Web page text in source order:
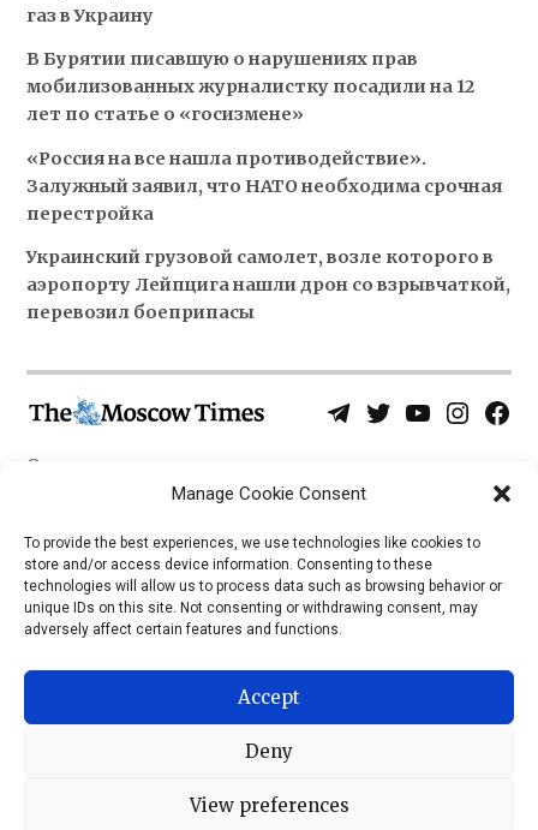
Manage Cookie Consent
To provide the best experiences, we use technologies like cookies to
store and/or access device information. Consenting to these
technologies will allow us to process data such as browsing behavior or
unique IDs on this site. Not consenting or withdrawing consent, may
adversely affect certain features and functions.
Accept
Deny
View preferences
газ в Украину
В Бурятии писавшую о нарушениях прав
мобилизованных журналистку посадили на 12
лет по статье о «госизмене»
«Россия на все нашла противодействие».
Залужный заявил, что НАТО необходима срочная
перестройка
Украинский грузовой самолет, возле которого в
аэропорту Лейпцига нашли дрон со взрывчаткой,
перевозил боеприпасы
Telegram
TwitterYouTubeInstagram
О нас
Политика конфиденциальности
iOS
Android